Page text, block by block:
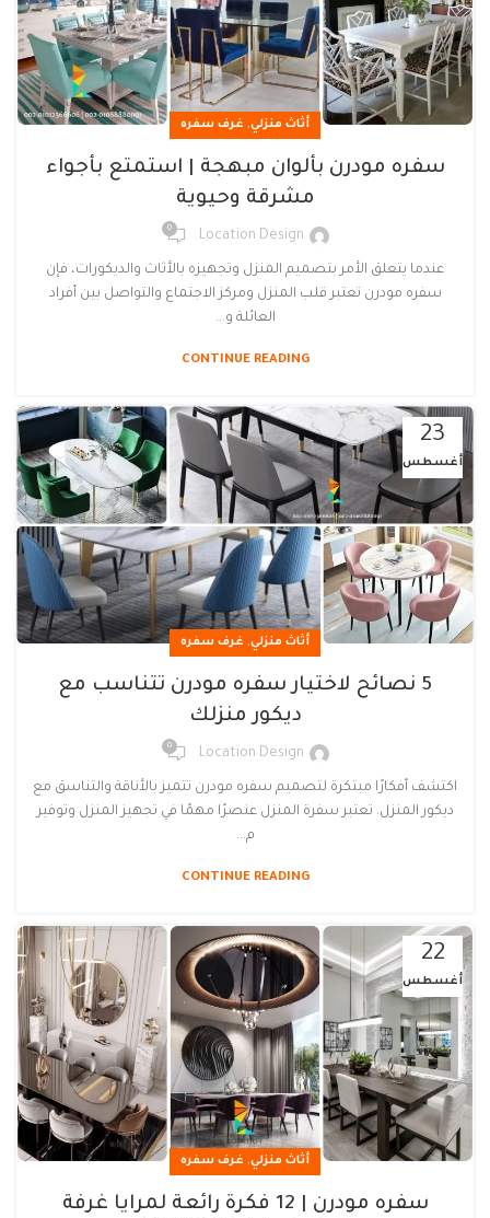
أثاث منزلي, غرف سفره
سفره مودرن بألوان مبهجة | استمتع بأجواء
مشرقة وحيوية
Location Design
0
عندما يتعلق الأمر بتصميم المنزل وتجهيزه بالأثاث والديكورات، فإن
سفره مودرن تعتبر قلب المنزل ومركز الاجتماع والتواصل بين أفراد
العائلة و...
CONTINUE READING
23
أغسطس
أثاث منزلي, غرف سفره
5 نصائح لاختيار سفره مودرن تتناسب مع
ديكور منزلك
Location Design
0
اكتشف أفكارًا مبتكرة لتصميم سفره مودرن تتميز بالأناقة والتناسق مع
ديكور المنزل. تعتبر سفرة المنزل عنصرًا مهمًا في تجهيز المنزل وتوفير
م...
CONTINUE READING
22
أغسطس
أثاث منزلي, غرف سفره
سفره مودرن | 12 فكرة رائعة لمرايا غرفة